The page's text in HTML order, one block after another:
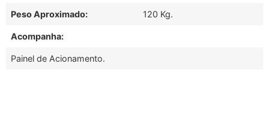
Peso Aproximado: 120 Kg.
Acompanha:
Painel de Acionamento.